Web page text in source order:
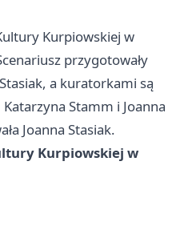
Kurpiowskiej w
przygotowały
a kuratorkami są
Stamm i Joanna
Joanna Stasiak.
Kurpiowskiej w